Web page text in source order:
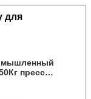
для
прессы